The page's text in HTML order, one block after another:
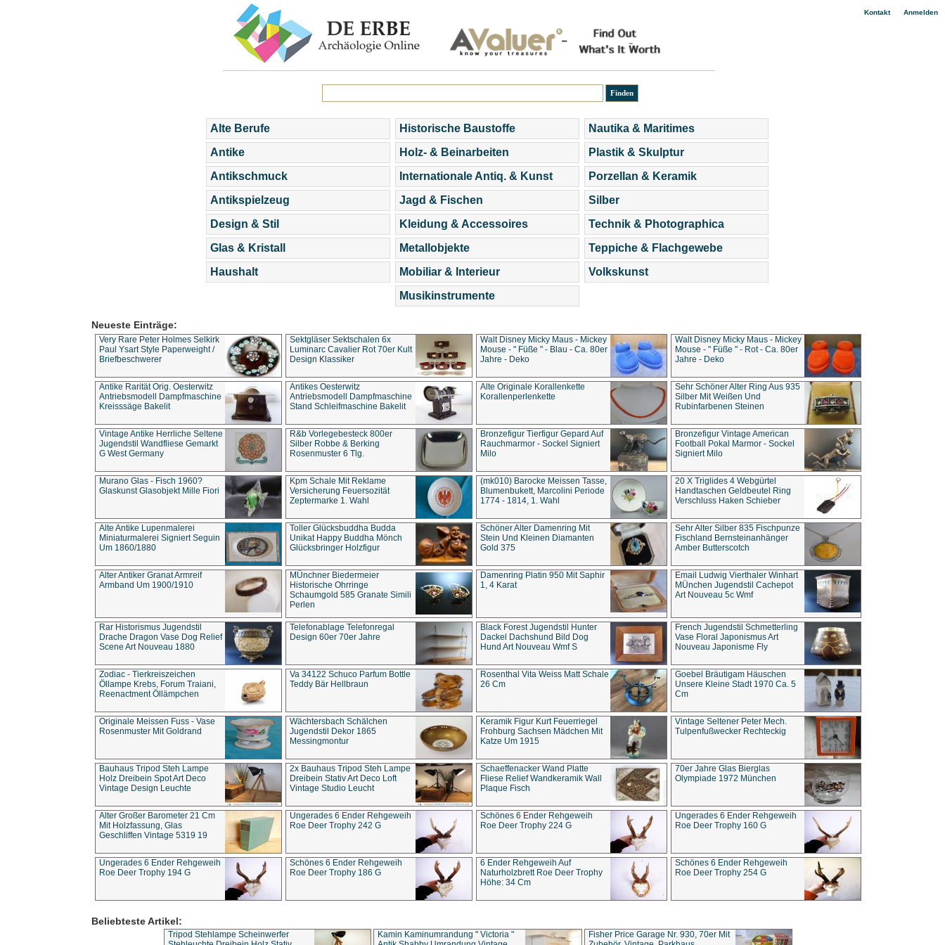
Kontakt| Anmelden
Alte Berufe
Antike
Antikschmuck
Antikspielzeug
Design & Stil
Glas & Kristall
Haushalt
Historische Baustoffe
Holz- & Beinarbeiten
Internationale Antiq. & Kunst
Jagd & Fischen
Kleidung & Accessoires
Metallobjekte
Mobiliar & Interieur
Musikinstrumente
Nautika & Maritimes
Plastik & Skulptur
Porzellan & Keramik
Silber
Technik & Photographica
Teppiche & Flachgewebe
Volkskunst
Neueste Einträge:
Very Rare Peter Holmes Selkirk
Paul Ysart Style Paperweight /
Briefbeschwerer
Sektgläser Sektschalen 6x
Luminarc Cavalier Rot 70er Kult
Design Klassiker
Walt Disney Micky Maus - Mickey
Mouse - " Füße " - Blau - Ca. 80er
Jahre - Deko
Walt Disney Micky Maus - Mickey
Mouse - " Füße " - Rot - Ca. 80er
Jahre - Deko
Antike Rarität Orig. Oesterwitz
Antriebsmodell Dampfmaschine
Kreisssäge Bakelit
Antikes Oesterwitz
Antriebsmodell Dampfmaschine
Stand Schleifmaschine Bakelit
Alte Originale Korallenkette
Korallenperlenkette
Sehr Schöner Alter Ring Aus 935
Silber Mit Weißen Und
Rubinfarbenen Steinen
Vintage Antike Herrliche Seltene
Jugendstil Wandfliese Gemarkt
G West Germany
R&b Vorlegebesteck 800er
Silber Robbe & Berking
Rosenmuster 6 Tlg.
Bronzefigur Tierfigur Gepard Auf
Rauchmarmor - Sockel Signiert
Milo
Bronzefigur Vintage American
Football Pokal Marmor - Sockel
Signiert Milo
Murano Glas - Fisch 1960?
Glaskunst Glasobjekt Mille Fiori
Kpm Schale Mit Reklame
Versicherung Feuersozität
Zeptermarke 1. Wahl
(mk010) Barocke Meissen Tasse,
Blumenbukett, Marcolini Periode
1774 - 1814, 1. Wahl
20 X Triglides 4 Webgürtel
Handtaschen Geldbeutel Ring
Verschluss Haken Schieber
Alte Antike Lupenmalerei
Miniaturmalerei Signiert Seguin
Um 1860/1880
Toller Glücksbuddha Budda
Unikat Happy Buddha Mönch
Glücksbringer Holzfigur
Schöner Alter Damenring Mit
Stein Und Kleinen Diamanten
Gold 375
Sehr Alter Silber 835 Fischpunze
Fischland Bernsteinanhänger
Amber Butterscotch
Alter Antiker Granat Armreif
Armband Um 1900/1910
MÜnchner Biedermeier
Historische Ohrringe
Schaumgold 585 Granate Simili
Perlen
Damenring Platin 950 Mit Saphir
1, 4 Karat
Email Ludwig Vierthaler Winhart
MÜnchen Jugendstil Cachepot
Art Nouveau 5c Wmf
Rar Historismus Jugendstil
Drache Dragon Vase Dog Relief
Scene Art Nouveau 1880
Telefonablage Telefonregal
Design 60er 70er Jahre
Black Forest Jugendstil Hunter
Dackel Dachshund Bild Dog
Hund Art Nouveau Wmf S
French Jugendstil Schmetterling
Vase Floral Japonismus Art
Nouveau Japonisme Fly
Zodiac - Tierkreiszeichen
Öllampe Krebs, Forum Traiani,
Reenactment Öllämpchen
Va 34122 Schuco Parfum Bottle
Teddy Bär Hellbraun
Rosenthal Vita Weiss Matt Schale
26 Cm
Goebel Bräutigam Häuschen
Unsere Kleine Stadt 1970 Ca. 5
Cm
Originale Meissen Fuss - Vase
Rosenmuster Mit Goldrand
Wächtersbach Schälchen
Jugendstil Dekor 1865
Messingmontur
Keramik Figur Kurt Feuerriegel
Frohburg Sachsen Mädchen Mit
Katze Um 1915
Vintage Seltener Peter Mech.
Tulpenfußwecker Rechteckig
Bauhaus Tripod Steh Lampe
Holz Dreibein Spot Art Deco
Vintage Design Leuchte
2x Bauhaus Tripod Steh Lampe
Dreibein Stativ Art Deco Loft
Vintage Studio Leucht
Schaeffenacker Wand Platte
Fliese Relief Wandkeramik Wall
Plaque Fisch
70er Jahre Glas Bierglas
Olympiade 1972 München
Alter Großer Barometer 21 Cm
Mit Holzfassung, Glas
Geschliffen Vintage 5319 19
Ungerades 6 Ender Rehgeweih
Roe Deer Trophy 242 G
Schönes 6 Ender Rehgeweih
Roe Deer Trophy 224 G
Ungerades 6 Ender Rehgeweih
Roe Deer Trophy 160 G
Ungerades 6 Ender Rehgeweih
Roe Deer Trophy 194 G
Schönes 6 Ender Rehgeweih
Roe Deer Trophy 186 G
6 Ender Rehgeweih Auf
Naturholzbrett Roe Deer Trophy
Höhe: 34 Cm
Schönes 6 Ender Rehgeweih
Roe Deer Trophy 254 G
Beliebteste Artikel:
Tripod Stehlampe Scheinwerfer
Kamin Kaminumrandung " Victoria "
Fisher Price Garage Nr. 930, 70er Mit